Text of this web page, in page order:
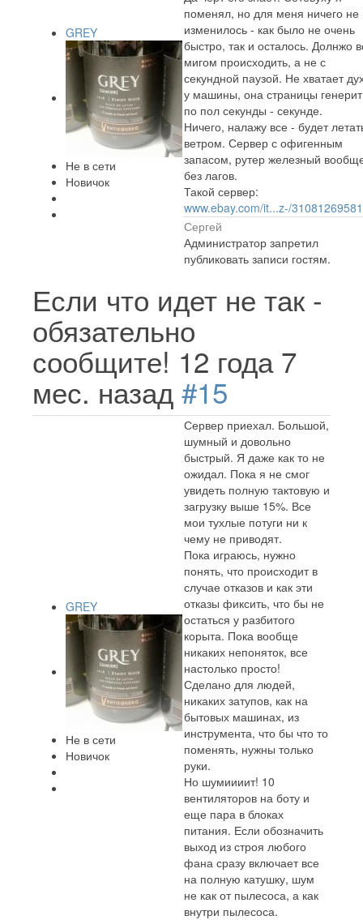
GREY
Не в сети
Новичок
поменял, но для меня ничего не
изменилось - как было не очень
быстро, так и осталось. Долнжо
мигом происходить, а не с
секундной паузой. Не хватает
у машины, она страницы генерит
по пол секунды - секунде.
Ничего, налажу все - будет
ветром. Сервер с офигенным
запасом, рутер железный
без лагов.
Такой сервер:
www.ebay.com/it...z-/
Сергей
Администратор запретил
публиковать записи гостям.
Если что идет не так -
обязательно
сообщите! 12 года 7
мес. назад #15
GREY
Не в сети
Новичок
Сервер приехал. Большой,
шумный и довольно
быстрый. Я даже как то не
ожидал. Пока я не смог
увидеть полную тактовую и
загрузку выше 15%. Все
мои тухлые потуги ни к
чему не приводят.
Пока играюсь, нужно
понять, что происходит в
случае отказов и как эти
отказы фиксить, что бы не
остаться у разбитого
корыта. Пока вообще
никаких непоняток, все
настолько просто!
Сделано для людей,
никаких затупов, как на
бытовых машинах, из
инструмента, что бы что то
поменять, нужны только
руки.
Но шумиииит! 10
вентиляторов на боту и
еще пара в блоках
питания. Если обозначить
выход из строя любого
фана сразу включает все
на полную катушку, шум
не как от пылесоса, а как
внутри пылесоса.